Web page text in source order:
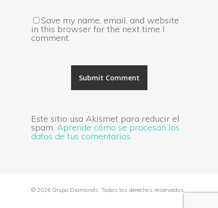
Save my name, email, and website
in this browser for the next time I
comment.
Este sitio usa Akismet para reducir el
spam. Aprende cómo se procesan los
datos de tus comentarios.
© 2026 Grupo Diamonds. Todos los derechos reservados